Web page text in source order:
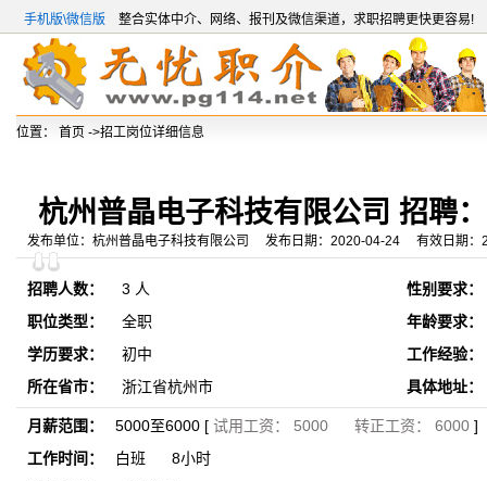
手机版\微信版 整合实体中介、网络、报刊及微信渠道，求职招聘更快更容易!
位置： 首页 ->招工岗位详细信息
杭州普晶电子科技有限公司 招聘
发布单位：杭州普晶电子科技有限公司 发布日期：2020-04-24 有效日期：
招聘人数： 3 人
性别要求：
职位类型：
全职
年龄要求：
学历要求：
初中
工作经验：
所在省市：
浙江省杭州市 具体地址：
月薪范围： 5000至6000 [ 试用工资： 5000 转正工资： 6000 ]
工作时间：
白班 8小时